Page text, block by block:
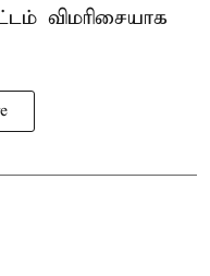
விமரிசையாக